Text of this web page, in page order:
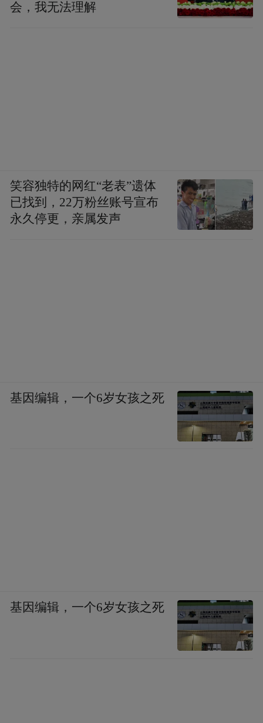
会，我无法理解
笑容独特的网红“老表”遗体
已找到，22万粉丝账号宣布
永久停更，亲属发声
基因编辑，一个6岁女孩之死
基因编辑，一个6岁女孩之死